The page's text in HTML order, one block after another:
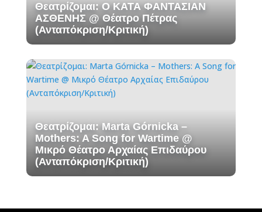
Θεατρίζομαι: Ο ΚΑΤΑ ΦΑΝΤΑΣΙΑΝ
ΑΣΘΕΝΗΣ @ Θέατρο Πέτρας
(Ανταπόκριση/Κριτική)
Θεατρίζομαι: Marta Górnicka –
Mothers: A Song for Wartime @
Μικρό Θέατρο Αρχαίας Επιδαύρου
(Ανταπόκριση/Κριτική)